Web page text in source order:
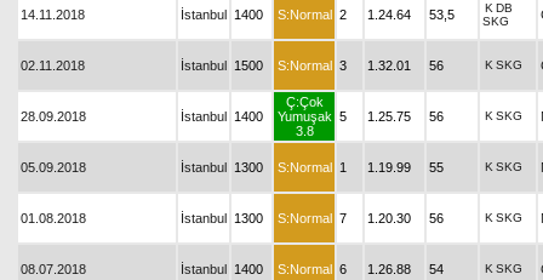
14.11.2018 İstanbul 1400 S:Normal 2 1.24.64 53,5 K DB
SKG
02.11.2018 İstanbul 1500 S:Normal 3 1.32.01 56 K SKG
28.09.2018 İstanbul 1400
Ç:Çok
Yumuşak
3.8
5 1.25.75 56 K SKG
05.09.2018 İstanbul 1300 S:Normal 1 1.19.99 55 K SKG
01.08.2018 İstanbul 1300 S:Normal 7 1.20.30 56 K SKG
08.07.2018 İstanbul 1400 S:Normal 6 1.26.88 54 K SKG